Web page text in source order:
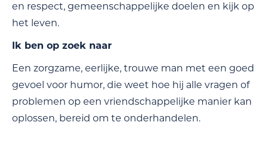
en respect, gemeenschappelijke doelen en kijk op
het leven.
Ik ben op zoek naar
Een zorgzame, eerlijke, trouwe man met een goed
gevoel voor humor, die weet hoe hij alle vragen of
problemen op een vriendschappelijke manier kan
oplossen, bereid om te onderhandelen.